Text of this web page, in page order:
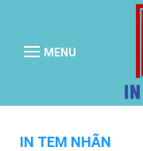
MENU
IN TEM NHÃN